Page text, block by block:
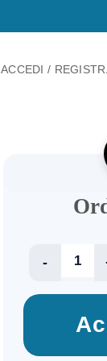
ACCEDI /
XIAOMI